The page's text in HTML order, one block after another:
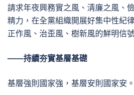
請求年夜興務實之風、清廉之風、
精力，在全黨組織開展好集中性紀
正作風、治歪風、樹新風的鮮明信
——持續夯實基層基礎
基層強則國家強，基層安則國家安。